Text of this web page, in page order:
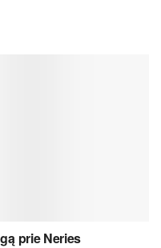
prie Neries